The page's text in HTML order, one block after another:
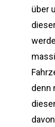
über
denn